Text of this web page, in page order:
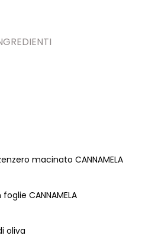
macinato CANNAMELA
CANNAMELA
oliva